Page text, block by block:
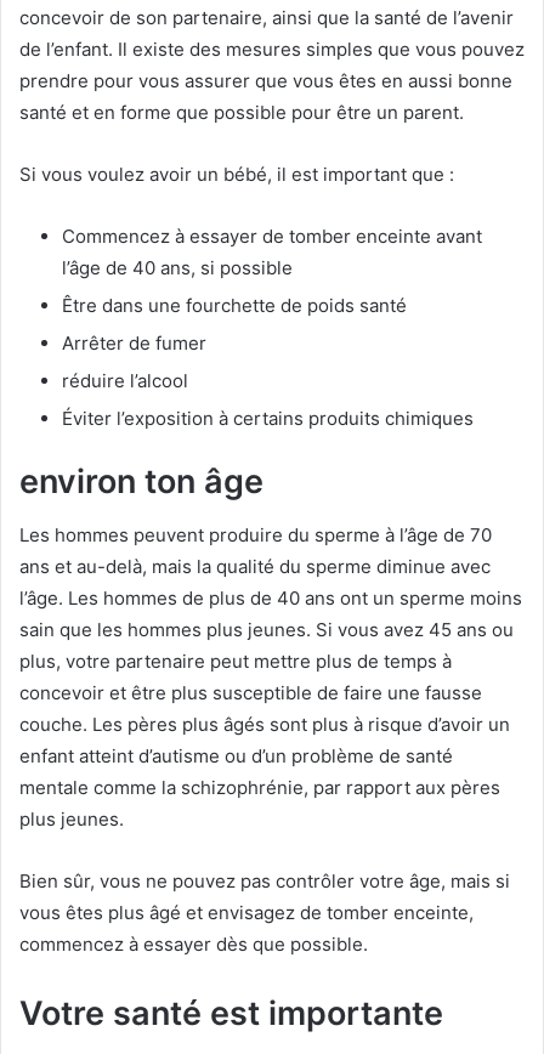
concevoir de son partenaire, ainsi que la santé de l’avenir
de l’enfant. Il existe des mesures simples que vous pouvez
prendre pour vous assurer que vous êtes en aussi bonne
santé et en forme que possible pour être un parent.
Si vous voulez avoir un bébé, il est important que :
Commencez à essayer de tomber enceinte avant
l’âge de 40 ans, si possible
Être dans une fourchette de poids santé
Arrêter de fumer
réduire l’alcool
Éviter l’exposition à certains produits chimiques
environ ton âge
Les hommes peuvent produire du sperme à l’âge de 70
ans et au-delà, mais la qualité du sperme diminue avec
l’âge. Les hommes de plus de 40 ans ont un sperme moins
sain que les hommes plus jeunes. Si vous avez 45 ans ou
plus, votre partenaire peut mettre plus de temps à
concevoir et être plus susceptible de faire une fausse
couche. Les pères plus âgés sont plus à risque d’avoir un
enfant atteint d’autisme ou d’un problème de santé
mentale comme la schizophrénie, par rapport aux pères
plus jeunes.
Bien sûr, vous ne pouvez pas contrôler votre âge, mais si
vous êtes plus âgé et envisagez de tomber enceinte,
commencez à essayer dès que possible.
Votre santé est importante